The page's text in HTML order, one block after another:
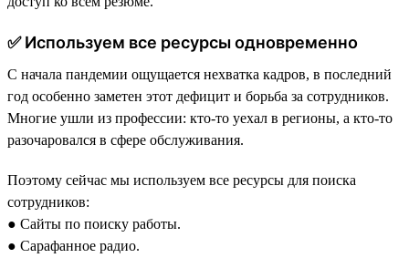
✅ Используем все ресурсы одновременно
С начала пандемии ощущается нехватка кадров, в последний
год особенно заметен этот дефицит и борьба за сотрудников.
Многие ушли из профессии: кто-то уехал в регионы, а кто-то
разочаровался в сфере обслуживания.
Поэтому сейчас мы используем все ресурсы для поиска
сотрудников:
● Сайты по поиску работы.
● Сарафанное радио.